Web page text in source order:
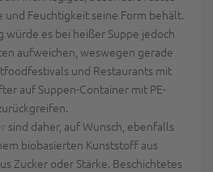
und Feuchtigkeit seine Form behält.
würde es bei heißer Suppe jedoch
aufweichen, weswegen gerade
und Restaurants mit
auf Suppen-Container mit PE-
sind daher, auf Wunsch, ebenfalls
biobasierten Kunststoff aus
Zucker oder Stärke. Beschichtetes